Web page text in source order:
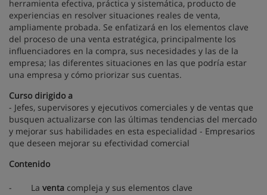
herramienta efectiva, práctica y sistemática, producto de
experiencias en resolver situaciones reales de venta,
ampliamente probada. Se enfatizará en los elementos clave
del proceso de una venta estratégica, principalmente los
influenciadores en la compra, sus necesidades y las de la
empresa; las diferentes situaciones en las que podría estar
una empresa y cómo priorizar sus cuentas.
Curso dirigido a
- Jefes, supervisores y ejecutivos comerciales y de ventas que
busquen actualizarse con las últimas tendencias del mercado
y mejorar sus habilidades en esta especialidad - Empresarios
que deseen mejorar su efectividad comercial
Contenido
- La venta compleja y sus elementos clave